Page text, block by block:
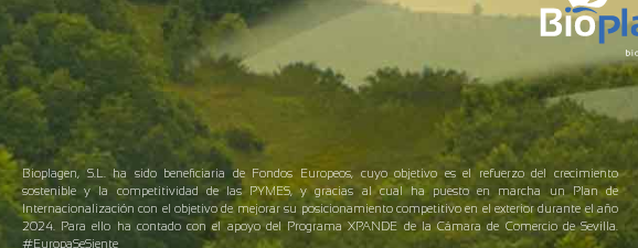
Bioplagen, S.L. ha sido beneficiaria de Fondos Europeos, cuyo objetivo es el refuerzo del crecimiento
sostenible y la competitividad de las PYMES, y gracias al cual ha puesto en marcha un Plan de
Internacionalización con el objetivo de mejorar su posicionamiento competitivo en el exterior durante el año
2024. Para ello ha contado con el apoyo del Programa XPANDE de la Cámara de Comercio de Sevilla.
#EuropaSeSiente